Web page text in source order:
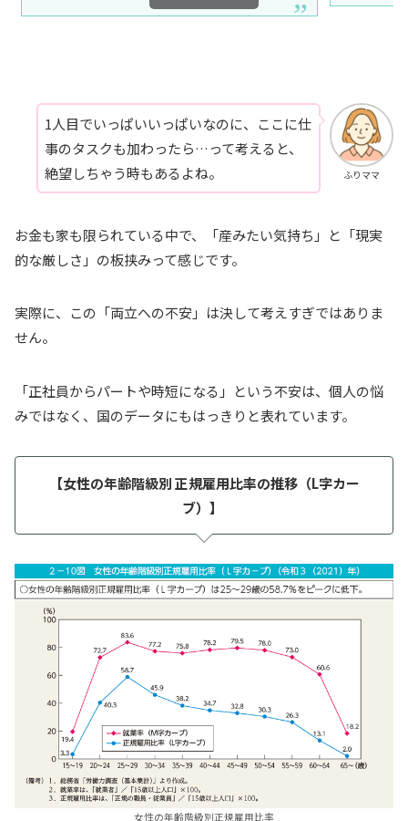
ふりママ
1人目でいっぱいいっぱいなのに、ここに仕
事のタスクも加わったら…って考えると、
絶望しちゃう時もあるよね。
お金も家も限られている中で、「産みたい気持ち」と「現実
的な厳しさ」の板挟みって感じです。
実際に、この「両立への不安」は決して考えすぎではありま
せん。
「正社員からパートや時短になる」という不安は、個人の悩
みではなく、国のデータにもはっきりと表れています。
【女性の年齢階級別 正規雇用比率の推移（L字カー
ブ）】
女性の年齢階級別正規雇用比率